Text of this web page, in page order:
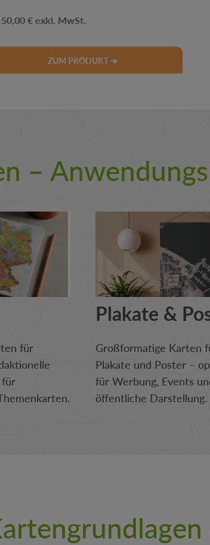
Preis:
50,00 €
ZUM PRODUKT ➔
–
für
für
Plakate &
Großformatige Karten
Plakate und Poster –
für Werbung, Events
öffentliche Darstellung.